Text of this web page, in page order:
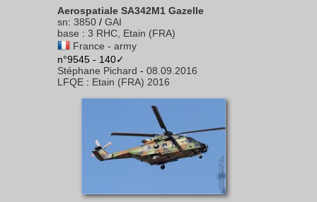
Aerospatiale SA342M1 Gazelle
sn: 3850 / GAI
base : 3 RHC, Etain (FRA)
France - army
n°9545 - 140✓
Stéphane Pichard - 08.09.2016
LFQE : Etain (FRA) 2016